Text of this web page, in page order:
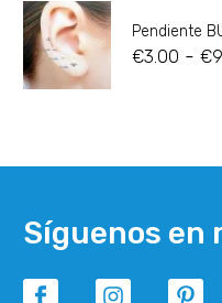
Pendiente
€3.00 - €
Síguenos en